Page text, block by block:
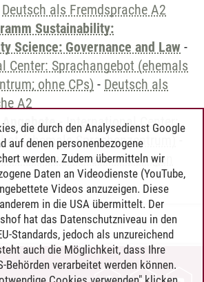
Deutsch als Fremdsprache A2
Sustainability:
Science: Governance and Law -
Center: Sprachangebot (ehemals
ohne CPs) - Deutsch als
A2
- International Center:
(ehemals Sprachenzentrum)
und Sonderveranstaltungen
die durch den Analysedienst Google
auf denen personenbezogene
werden. Zudem übermitteln wir
Daten an Videodienste (YouTube,
Videos anzuzeigen. Diese
in die USA übermittelt. Der
hat das Datenschutzniveau in den
Standards, jedoch als unzureichend
auch die Möglichkeit, dass Ihre
Behörden verarbeitet werden können.